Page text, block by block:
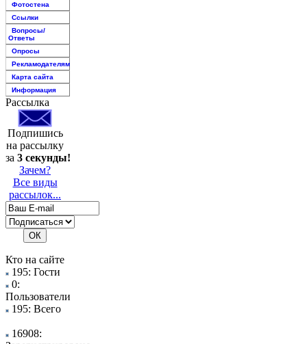
Фотостена
Ссылки
Вопросы/
Ответы
Опросы
Рекламодателям
Карта сайта
Информация
Рассылка
Подпишись
на рассылку
за 3 секунды!
Зачем?
Все виды
рассылок...
Кто на сайте
195: Гости
0:
Пользователи
195: Всего
16908: